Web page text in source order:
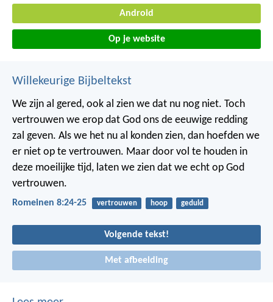
Android
Op je website
Willekeurige Bijbeltekst
We zijn al gered, ook al zien we dat nu nog niet. Toch
vertrouwen we erop dat God ons de eeuwige redding
zal geven. Als we het nu al konden zien, dan hoefden we
er niet op te vertrouwen. Maar door vol te houden in
deze moeilijke tijd, laten we zien dat we echt op God
vertrouwen.
Romeinen 8:24-25 vertrouwen hoop geduld
Volgende tekst!
Met afbeelding